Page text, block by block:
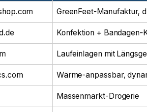
GreenFeet-Manufaktur,
Konfektion + Bandagen-
Laufeinlagen mit
Wärme-anpassbar,
Massenmarkt-Drogerie